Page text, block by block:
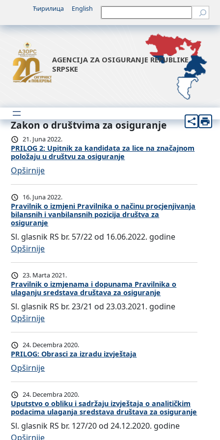
Ћирилица English Претрага
AGENCIJA ZA OSIGURANJE REPUBLIKE
SRPSKE
Zakon o društvima za osiguranje
21. Juna 2022.
PRILOG 2: Upitnik za kandidata za lice na značajnom
položaju u društvu za osiguranje
Opširnije:
P
R
I
L
O
G
2
:
U
p
i
t
n
i
k
z
a
k
a
n
d
i
16. Juna 2022.
Pravilnik o izmjeni Pravilnika o načinu procjenjivanja
bilansnih i vanbilansnih pozicija društva za
osiguranje
Sl. glasnik RS br. 57/22 od 16.06.2022. godine
Opširnije:
P
r
a
v
i
l
n
i
k
o
m
j
e
n
23. Marta 2021.
Pravilnik o izmjenama i dopunama Pravilnika o
ulaganju sredstava društava za osiguranje
Sl. glasnik RS br. 23/21 od 23.03.2021. godine
Opširnije:
P
r
a
n
i
k
o
24. Decembra 2020.
PRILOG: Obrasci za izradu izvještaja
Opširnije:
P
R
I
L
O
24. Decembra 2020.
Uputstvo o obliku i sadržaju izvještaja o analitičkim
podacima ulaganja sredstava društava za osiguranje
Sl. glasnik RS br. 127/20 od 24.12.2020. godine
Opširnije: